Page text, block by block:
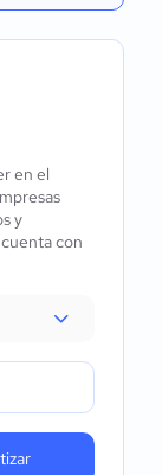
en el
y
con